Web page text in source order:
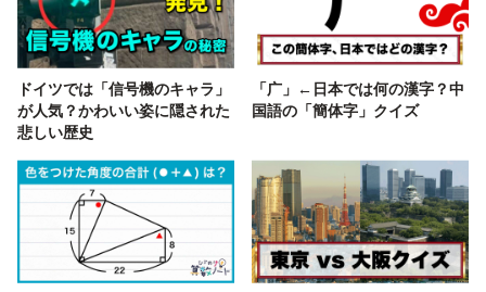
ドイツでは「信号機のキャラ」
が人気？かわいい姿に隠された
悲しい歴史
「广」←日本では何の漢字？中
国語の「簡体字」クイズ